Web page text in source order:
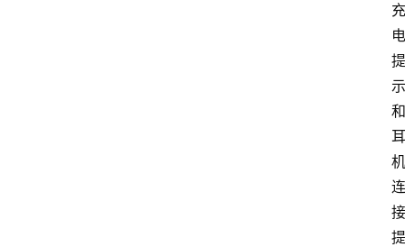
充
电
提
示
和
耳
机
连
接
提